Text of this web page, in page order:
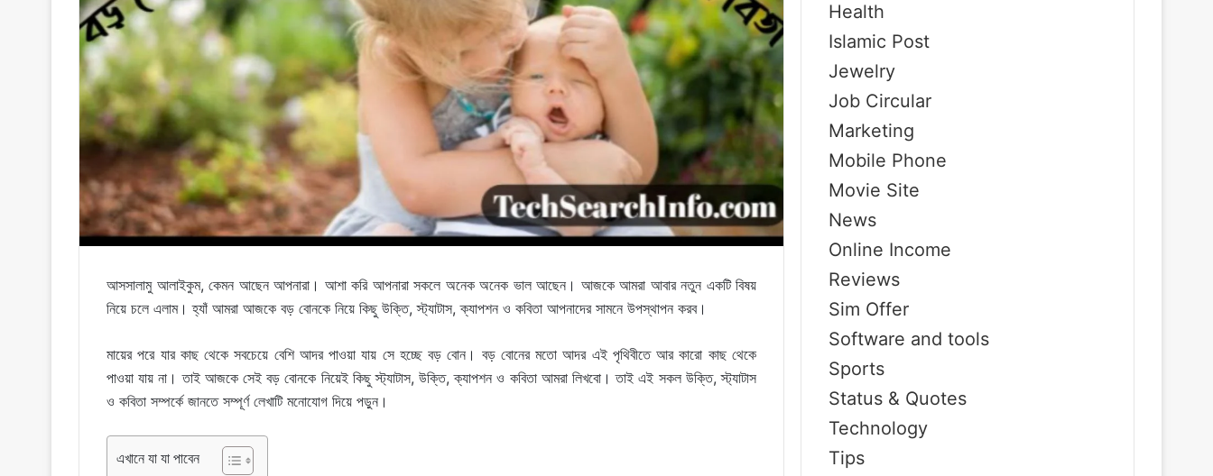
আসসালামু আলাইকুম, কেমন আছেন আপনারা। আশা করি আপনারা সকলে অনেক অনেক ভাল আছেন। আজকে আমরা আবার নতুন একটি বিষয়
নিয়ে চলে এলাম। হ্যাঁ আমরা আজকে বড় বোনকে নিয়ে কিছু উক্তি, স্ট্যাটাস, ক্যাপশন ও কবিতা আপনাদের সামনে উপস্থাপন করব।
মায়ের পরে যার কাছ থেকে সবচেয়ে বেশি আদর পাওয়া যায় সে হচ্ছে বড় বোন। বড় বোনের মতো আদর এই পৃথিবীতে আর কারো কাছ থেকে
পাওয়া যায় না। তাই আজকে সেই বড় বোনকে নিয়েই কিছু স্ট্যাটাস, উক্তি, ক্যাপশন ও কবিতা আমরা লিখবো। তাই এই সকল উক্তি, স্ট্যাটাস
ও কবিতা সম্পর্কে জানতে সম্পূর্ণ লেখাটি মনোযোগ দিয়ে পড়ুন।
এখানে যা যা পাবেন
Health
Islamic Post
Jewelry
Job Circular
Marketing
Mobile Phone
Movie Site
News
Online Income
Reviews
Sim Offer
Software and tools
Sports
Status & Quotes
Technology
Tips